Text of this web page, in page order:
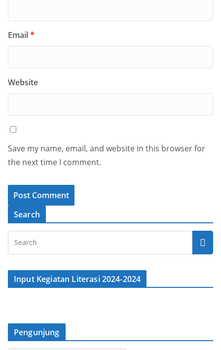
Email*
Website
Save my name, email, and website in this browser for
the next time I comment.
Search
Input Kegiatan Literasi 2024-2024
Pengunjung